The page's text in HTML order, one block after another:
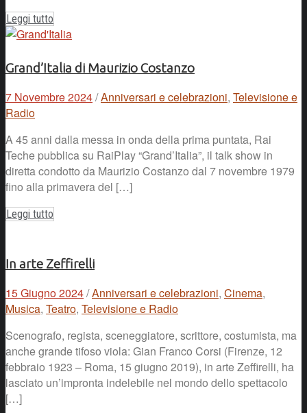
Leggi tutto
Grand’Italia di Maurizio Costanzo
7 Novembre 2024/Anniversari e celebrazioni, Televisione e
Radio
A 45 anni dalla messa in onda della prima puntata, Rai
Teche pubblica su RaiPlay “Grand’Italia”, il talk show in
diretta condotto da Maurizio Costanzo dal 7 novembre 1979
fino alla primavera del […]
Leggi tutto
In arte Zeffirelli
15 Giugno 2024/Anniversari e celebrazioni, Cinema,
Musica, Teatro, Televisione e Radio
Scenografo, regista, sceneggiatore, scrittore, costumista, ma
anche grande tifoso viola: Gian Franco Corsi (Firenze, 12
febbraio 1923 – Roma, 15 giugno 2019), in arte Zeffirelli, ha
lasciato un’impronta indelebile nel mondo dello spettacolo
[…]